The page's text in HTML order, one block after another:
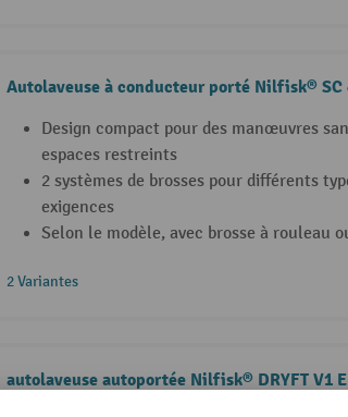
Autolaveuse à conducteur porté Nilfisk® SC
Design compact pour des manœuvres
espaces restreints
2 systèmes de brosses pour différents
exigences
Selon le modèle, avec brosse à rouleau
2 Variantes
autolaveuse autoportée Nilfisk® DRYFT V1